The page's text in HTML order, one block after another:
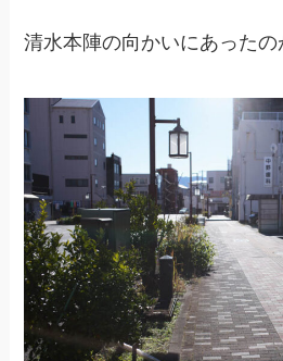
清水本陣の向かいにあったの